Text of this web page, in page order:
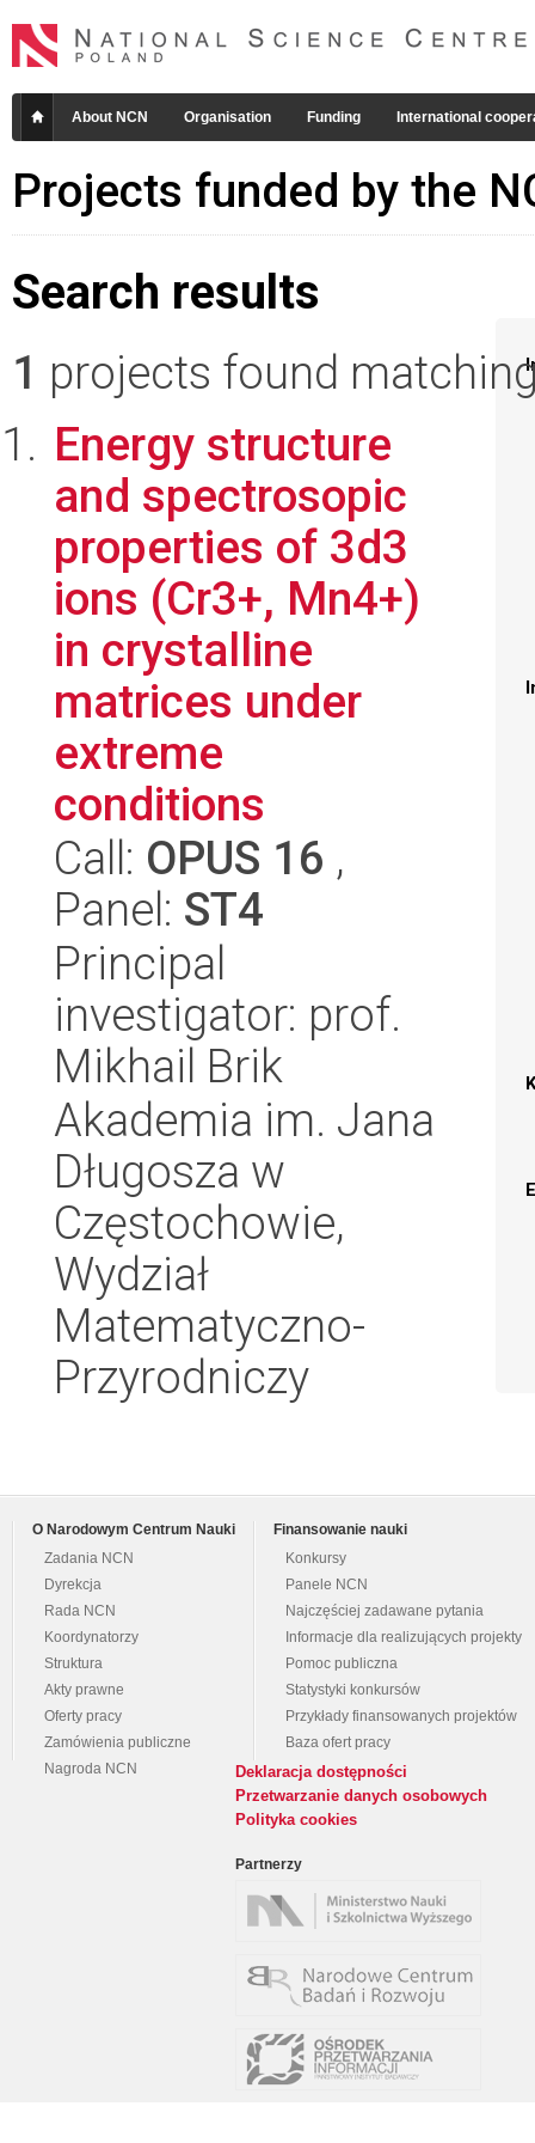
About NCN Organisation Funding International
Projects funded by the
Search results
1 projects found
Energy structure
and spectrosopic
properties of 3d3
ions (Cr3+, Mn4+)
in crystalline
matrices under
extreme
conditions
Call: OPUS 16 ,
Panel: ST4
Principal
investigator: prof.
Mikhail Brik
Akademia im. Jana
Długosza w
Częstochowie,
Wydział
Matematyczno-
Przyrodniczy
O Narodowym Centrum Nauki
Zadania NCN
Dyrekcja
Rada NCN
Koordynatorzy
Struktura
Akty prawne
Oferty pracy
Zamówienia publiczne
Nagroda NCN
Finansowanie nauki
Konkursy
Panele NCN
Najczęściej zadawane pytania
Informacje dla realizujących projekty
Pomoc publiczna
Statystyki konkursów
Przykłady finansowanych projektów
Baza ofert pracy
Deklaracja dostępności
Przetwarzanie danych osobowych
Polityka cookies
Partnerzy